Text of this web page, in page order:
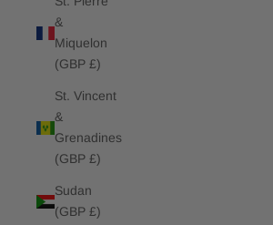
&
Miquelon
(GBP £)
St. Vincent
&
Grenadines
(GBP £)
Sudan
(GBP £)